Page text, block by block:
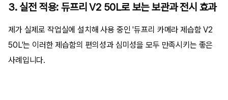
3. 실전 적용: 듀프리 V2 50L로 보는 보관과 전시 효과
제가 실제로 작업실에 설치해 사용 중인 '듀프리 카메라 제습함 V2
50L'는 이러한 제습함의 편의성과 심미성을 모두 만족시키는 좋은
사례입니다.